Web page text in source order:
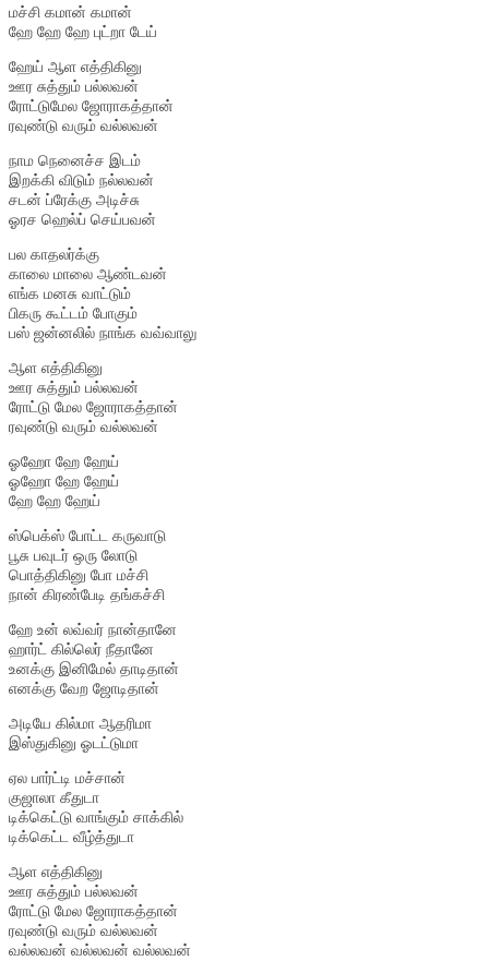
மச்சி கமான் கமான்
ஹே ஹே ஹே புட்றா டேய்
ஹேய் ஆள எத்திகினு
ஊர சுத்தும் பல்லவன்
ரோட்டுமேல ஜோராகத்தான்
ரவுண்டு வரும் வல்லவன்
நாம நெனைச்ச இடம்
இறக்கி விடும் நல்லவன்
சடன் ப்ரேக்கு அடிச்சு
ஓரச ஹெல்ப் செய்பவன்
பல காதலர்க்கு
காலை மாலை ஆண்டவன்
எங்க மனசு வாட்டும்
பிகரு கூட்டம் போகும்
பஸ் ஜன்னலில் நாங்க வவ்வாலு
ஆள எத்திகினு
ஊர சுத்தும் பல்லவன்
ரோட்டு மேல ஜோராகத்தான்
ரவுண்டு வரும் வல்லவன்
ஓஹோ ஹே ஹேய்
ஓஹோ ஹே ஹேய்
ஹே ஹே ஹேய்
ஸ்பெக்ஸ் போட்ட கருவாடு
பூசு பவுடர் ஒரு லோடு
பொத்திகினு போ மச்சி
நான் கிரண்பேடி தங்கச்சி
ஹே உன் லவ்வர் நான்தானே
ஹார்ட் கில்லெர் நீதானே
உனக்கு இனிமேல் தாடிதான்
எனக்கு வேற ஜோடிதான்
அடியே கில்மா ஆதரிமா
இஸ்துகினு ஓடட்டுமா
ஏல பார்ட்டி மச்சான்
குஜாலா கீதுடா
டிக்கெட்டு வாங்கும் சாக்கில்
டிக்கெட்ட வீழ்த்துடா
ஆள எத்திகினு
ஊர சுத்தும் பல்லவன்
ரோட்டு மேல ஜோராகத்தான்
ரவுண்டு வரும் வல்லவன்
வல்லவன் வல்லவன் வல்லவன்